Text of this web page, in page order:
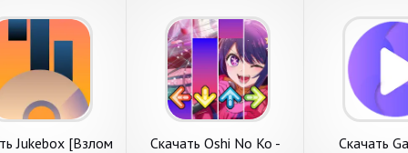
на Андроид
DanceXR
[Взлом
монеты]
Андроид
вашему
игры.
Portable от
автора VR
Lab. Основные
1.
подробнее
Скачать 뱅드림! 걸즈
밴드 파티! [Взлом
Много монет] APK на
Андроид
Сегодня на обзоре
обсудим игру с пункта
меню музыкальные игры.
뱅드림! 걸즈 밴드 파티! от
крутого коллектива Kakao
Games Corp.. Основные
требования. 1.
подробнее
Скачать FNF
Shooter-Full
[Взлом
монеты] APK
Андроид
Попробуем
с категории
игры. FNF Music
Full Mod&Gun от
популярного
Badsnowball
Главные
Jukebox [Взлом
Скачать Oshi No Ko -
Скачать